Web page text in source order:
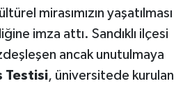
mirasımızın yaşatılması
imza attı. Sandıklı ilçesi
ancak unutulmaya
Testisi, üniversitede kurulan